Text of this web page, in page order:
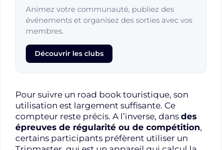
Animez votre communauté, publiez des
événements et organisez des sorties avec vos
membres.
Découvrir les clubs
Pour suivre un road book touristique, son
utilisation est largement suffisante. Ce
compteur reste précis. A l’inverse, dans des
épreuves de régularité ou de compétition,
certains participants préfèrent utiliser un